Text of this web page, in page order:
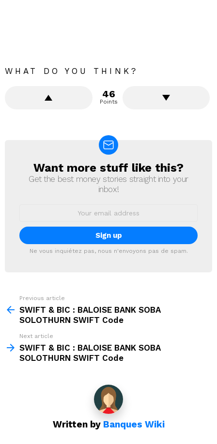
WHAT DO YOU THINK?
46
Points
NEWSLETTER
Want more stuff like this?
Get the best money stories straight into your
inbox!
Ne vous inquiétez pas, nous n'envoyons pas de spam.
more
Previous article
SWIFT & BIC : BALOISE BANK SOBA
SOLOTHURN SWIFT Code
Next article
SWIFT & BIC : BALOISE BANK SOBA
SOLOTHURN SWIFT Code
Written by Banques Wiki